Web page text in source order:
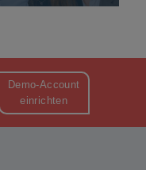
Demo-Account
einrichten